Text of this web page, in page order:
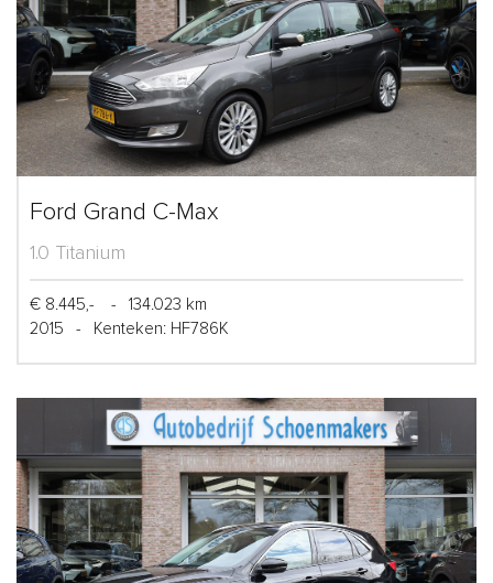
Ford Grand C-Max
1.0 Titanium
€ 8.445,- -
134.023 km
2015
- Kenteken: HF786K